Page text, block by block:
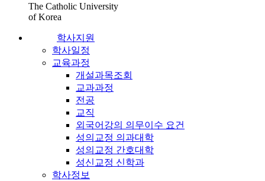
The Catholic University
of Korea
학사지원
학사일정
교육과정
개설과목조회
교과과정
전공
교직
외국어강의 의무이수 요건
성의교정 의과대학
성의교정 간호대학
성신교정 신학과
학사정보